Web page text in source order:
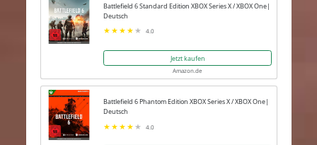
Battlefield 6 Standard Edition XBOX Series X / XBOX One|
Deutsch
4.0
Jetzt kaufen
Amazon.de
Battlefield 6 Phantom Edition XBOX Series X / XBOX One|
Deutsch
4.0